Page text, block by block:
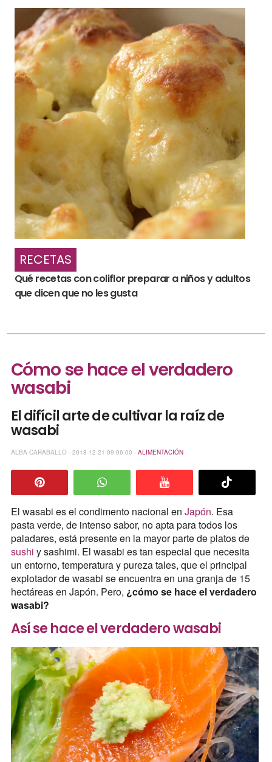
RECETAS
Qué recetas con coliflor preparar a niños y adultos
que dicen que no les gusta
Cómo se hace el verdadero
wasabi
El difícil arte de cultivar la raíz de
wasabi
ALBA CARABALLO - 2018-12-21 09:06:00 - ALIMENTACIÓN
El wasabi es el condimento nacional en Japón. Esa
pasta verde, de intenso sabor, no apta para todos los
paladares, está presente en la mayor parte de platos de
sushi y sashimi. El wasabi es tan especial que necesita
un entorno, temperatura y pureza tales, que el principal
explotador de wasabi se encuentra en una granja de 15
hectáreas en Japón. Pero, ¿cómo se hace el verdadero
wasabi?
Así se hace el verdadero wasabi